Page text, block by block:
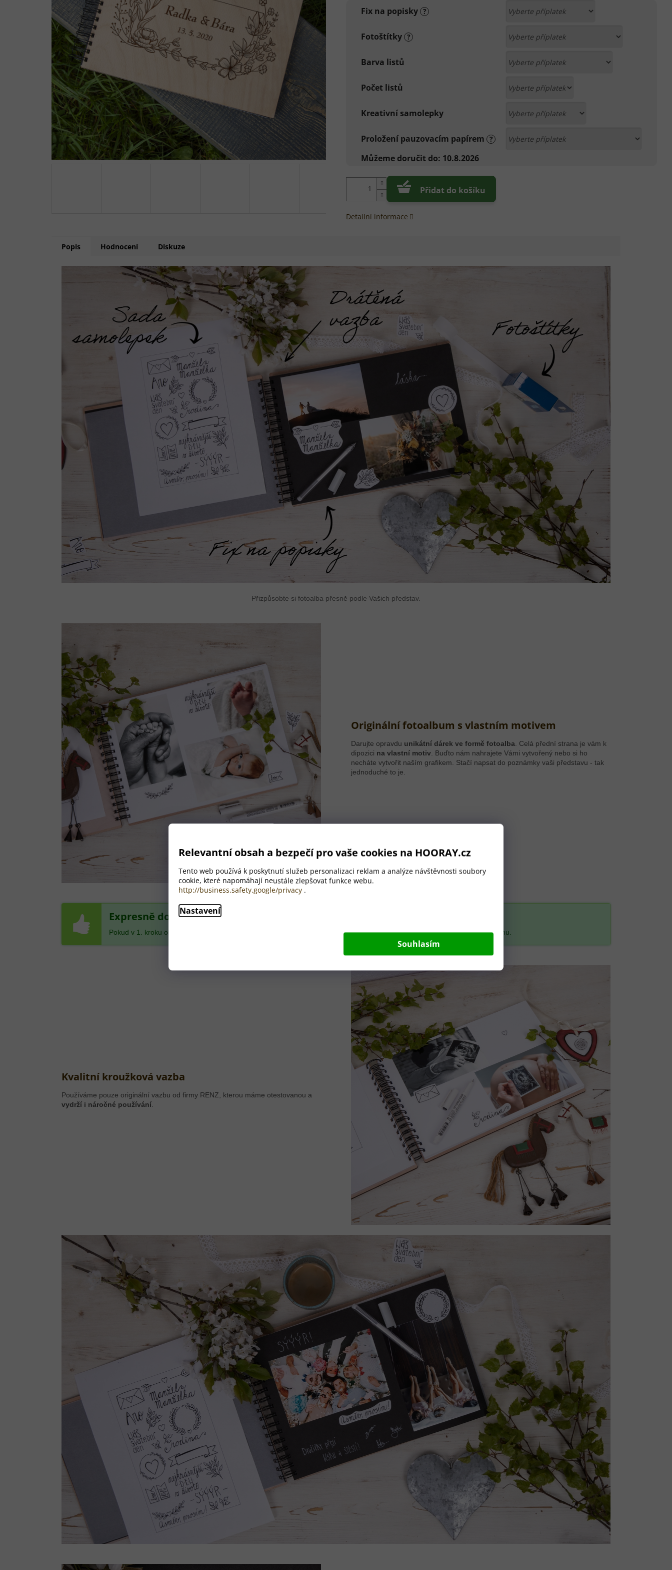
Relevantní obsah a bezpečí pro vaše cookies na HOORAY.cz
Tento web používá k poskytnutí služeb personalizaci reklam a analýze návštěvnosti soubory
cookie, které napomáhají neustále zlepšovat funkce webu.
http://business.safety.google/privacy .
Nastavení
Souhlasím
Fix na popisky ?
Fotoštítky ?
Barva listů
Počet listů
Kreativní samolepky
Proložení pauzovacím papírem ?
Můžeme doručit do: 10.8.2026
Přidat do košíku
Detailní informace
Popis Hodnocení Diskuze
Přizpůsobte si fotoalba přesně podle Vašich představ.
Originální fotoalbum s vlastním motivem
Darujte opravdu unikátní dárek ve formě fotoalba . Celá přední strana je vám k
dipozici na vlastní motiv . Buďto nám nahrajete Vámi vytvořený nebo si ho
necháte vytvořit naším grafikem. Stačí napsat do poznámky vaši představu - tak
jednoduché to je.
Expresně do 24 hodin!
Pokud v 1. kroku objednávky zvolíte "Expresní dodání", tak garantujeme odeslání objednávky do 24 hodin od schválení návrhu.
Kvalitní kroužková vazba
Používáme pouze originální vazbu od firmy RENZ, kterou máme otestovanou a
vydrží i náročné používání